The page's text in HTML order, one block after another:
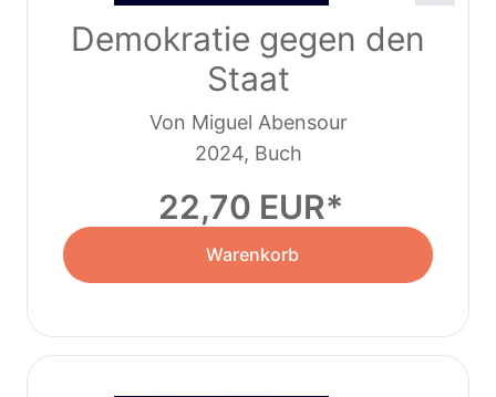
Demokratie gegen den
Staat
Von Miguel Abensour
2024, Buch
22,70 EUR
Warenkorb